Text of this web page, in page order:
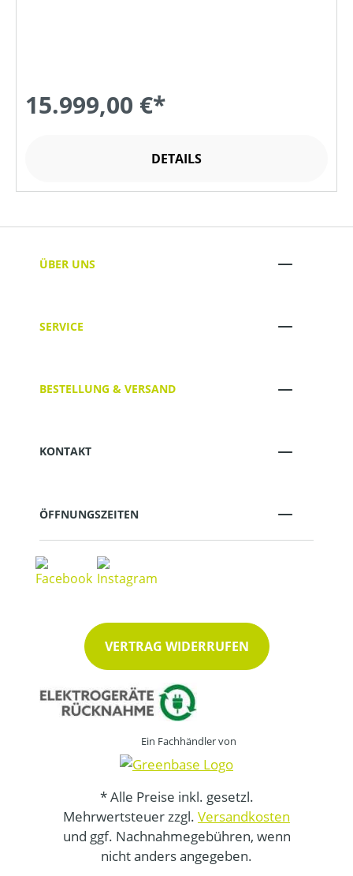
15.999,00 €*
DETAILS
ÜBER UNS
SERVICE
BESTELLUNG & VERSAND
KONTAKT
ÖFFNUNGSZEITEN
VERTRAG WIDERRUFEN
Ein Fachhändler von
* Alle Preise inkl. gesetzl.
Mehrwertsteuer zzgl. Versandkosten
und ggf. Nachnahmegebühren, wenn
nicht anders angegeben.